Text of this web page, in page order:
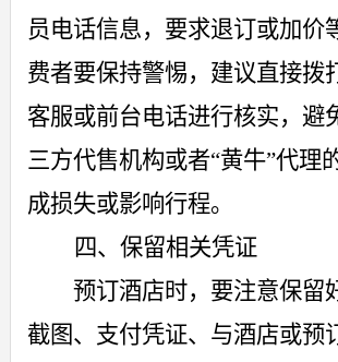
员电话信息，要求退订或加价
费者要保持警惕，建议直接拨
客服或前台电话进行核实，避
三方代售机构或者“黄牛”代理
成损失或影响行程。
四、保留相关凭证
预订酒店时，要注意保留
截图、支付凭证、与酒店或预